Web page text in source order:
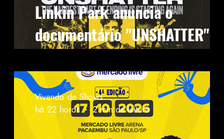
Linkin Park anuncia o
documentário "UNSHATTER"
com destaque para shows em
São Paulo
Vivendo de Shows
há 22 horas
2 min de leitura